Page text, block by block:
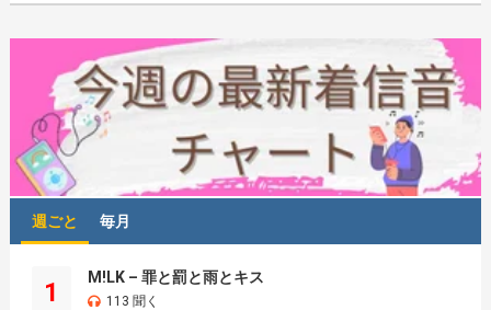
週ごと 毎月
1
M!LK – 罪と罰と雨とキス
113 聞く